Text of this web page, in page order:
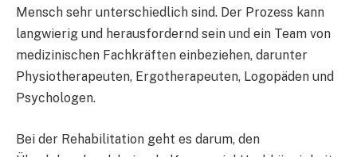
Mensch sehr unterschiedlich sind. Der Prozess kann
langwierig und herausfordernd sein und ein Team von
medizinischen Fachkräften einbeziehen, darunter
Physiotherapeuten, Ergotherapeuten, Logopäden und
Psychologen.
Bei der Rehabilitation geht es darum, den